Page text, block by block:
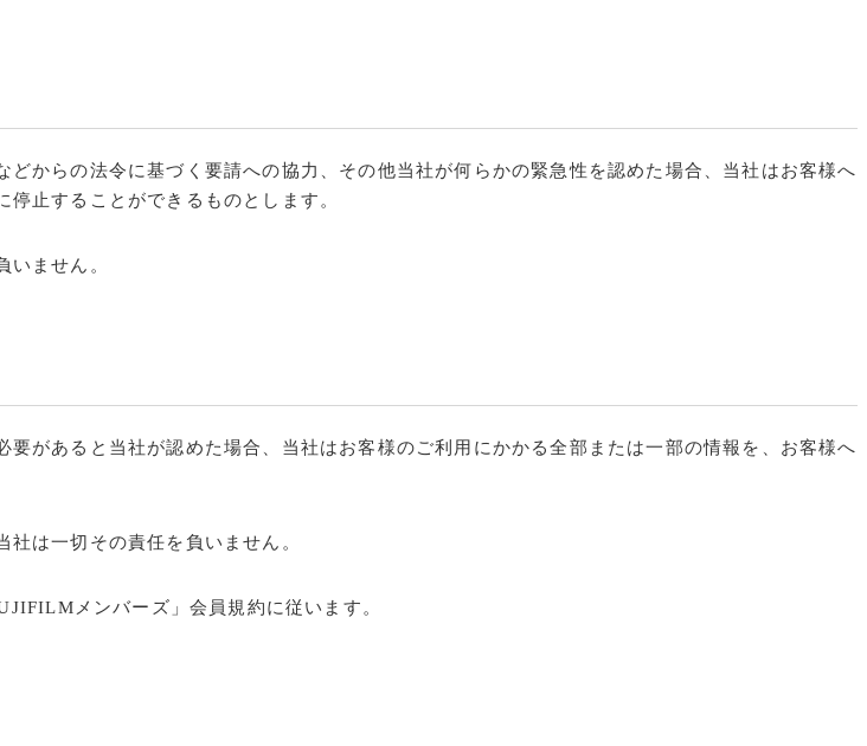
からの法令に基づく要請への協力、その他当社が何らかの緊急性を認めた場合、当社はお客様へ
止することができるものとします。
ません。
があると当社が認めた場合、当社はお客様のご利用にかかる全部または一部の情報を、お客様へ
は一切その責任を負いません。
メンバーズ」会員規約に従います。